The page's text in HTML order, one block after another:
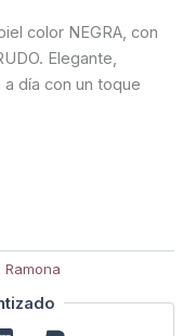
color NEGRA, con
Elegante,
día con un toque